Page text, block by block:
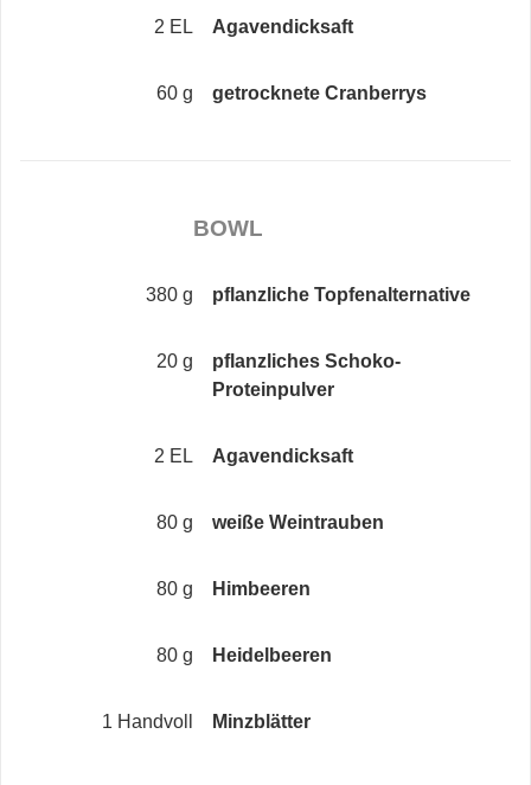
2 EL Agavendicksaft
60 g getrocknete Cranberrys
BOWL
380 g pflanzliche Topfenalternative
20 g
pflanzliches Schoko-
Proteinpulver
2 EL Agavendicksaft
80 g weiße Weintrauben
80 g Himbeeren
80 g Heidelbeeren
1 Handvoll Minzblätter